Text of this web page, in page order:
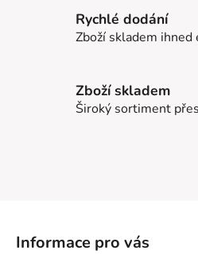
Rychlé dodání
Zboží skladem ihned
Zboží skladem
Široký sortiment
Informace pro vás